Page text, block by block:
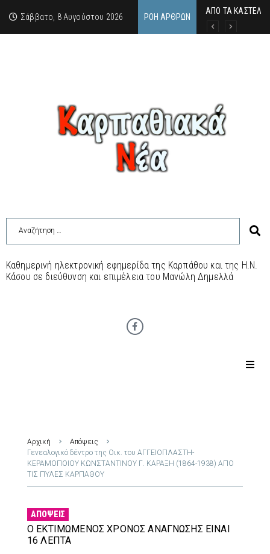
Σάββατο, 8 Αυγούστου 2026 ΡΟΉ ΆΡΘΡΩΝ
ΑΠΟ ΤΑ
Η άγνωστη
Νέος
Καθημερινή ηλεκτρονική εφημερίδα της Καρπάθου και της Η.Ν.
Κάσου σε διεύθυνση και επιμέλεια του Μανώλη Δημελλά
Αρχική
Απόψεις
Γενεαλογικό δέντρο της Οικ. του ΑΓΓΕΙΟΠΛΑΣΤΗ-
ΚΕΡΑΜΟΠΟΙΟΥ ΚΩΝΣΤΑΝΤΙΝΟΥ Γ. ΚΑΡΑΞΗ (1864-1938) ΑΠΟ
ΤΙΣ ΠΥΛΕΣ ΚΑΡΠΑΘΟΥ
ΑΠΌΨΕΙΣ
Ο ΕΚΤΙΜΏΜΕΝΟΣ ΧΡΌΝΟΣ ΑΝΆΓΝΩΣΗΣ ΕΊΝΑΙ
16 ΛΕΠΤΆ